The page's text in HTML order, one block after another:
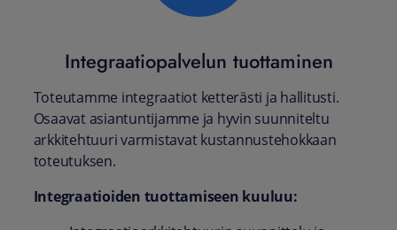
Integraatiopalvelun tuottaminen
Toteutamme integraatiot ketterästi ja hallitusti.
Osaavat asiantuntijamme ja hyvin suunniteltu
arkkitehtuuri varmistavat kustannustehokkaan
toteutuksen.
Integraatioiden tuottamiseen kuuluu: